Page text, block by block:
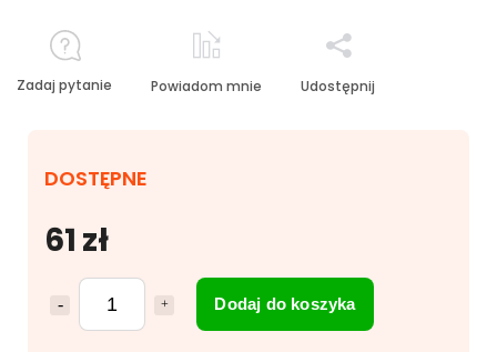
61 zł
Dodaj do koszyka
DOSTĘPNE
Zadaj pytanie Powiadom mnie Udostępnij